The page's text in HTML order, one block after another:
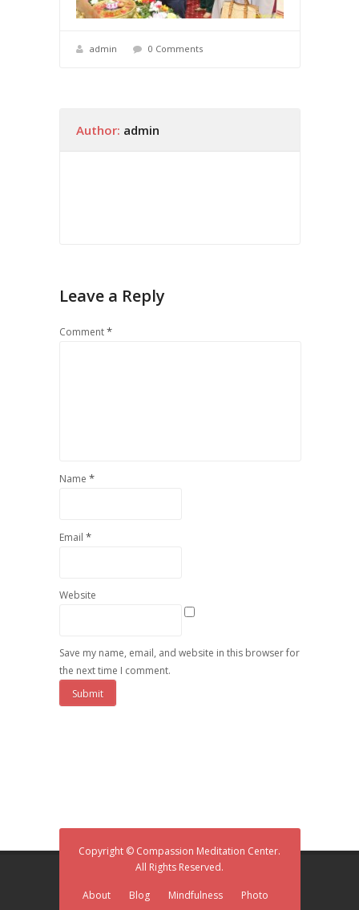
admin 0 Comments
Author: admin
Leave a Reply
Comment*
Name *
Email *
Website
Save my name, email, and website in this browser for
the next time I comment.
Copyright © Compassion Meditation Center.
All Rights Reserved.
About Blog Mindfulness
Photo